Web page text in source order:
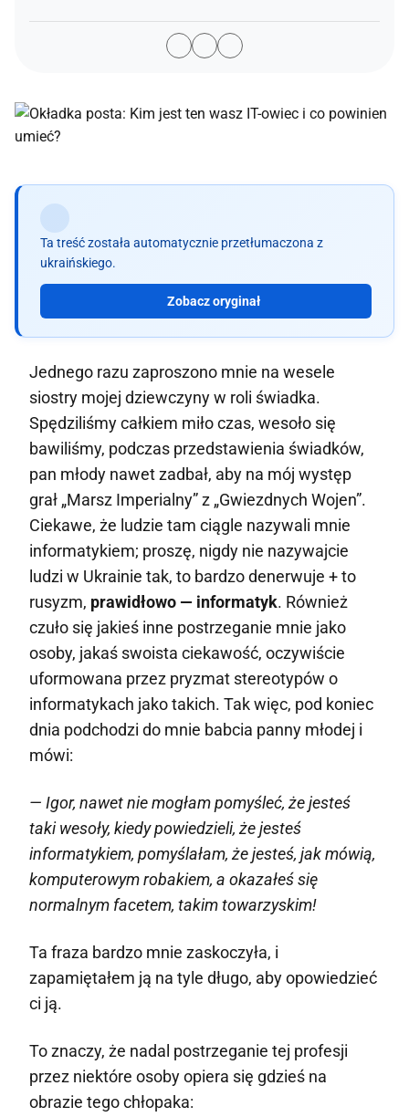
Ta treść została automatycznie przetłumaczona z
ukraińskiego.
Zobacz oryginał
Jednego razu zaproszono mnie na wesele
siostry mojej dziewczyny w roli świadka.
Spędziliśmy całkiem miło czas, wesoło się
bawiliśmy, podczas przedstawienia świadków,
pan młody nawet zadbał, aby na mój występ
grał „Marsz Imperialny” z „Gwiezdnych Wojen”.
Ciekawe, że ludzie tam ciągle nazywali mnie
informatykiem; proszę, nigdy nie nazywajcie
ludzi w Ukrainie tak, to bardzo denerwuje + to
rusyzm, prawidłowo — informatyk. Również
czuło się jakieś inne postrzeganie mnie jako
osoby, jakaś swoista ciekawość, oczywiście
uformowana przez pryzmat stereotypów o
informatykach jako takich. Tak więc, pod koniec
dnia podchodzi do mnie babcia panny młodej i
mówi:
— Igor, nawet nie mogłam pomyśleć, że jesteś
taki wesoły, kiedy powiedzieli, że jesteś
informatykiem, pomyślałam, że jesteś, jak mówią,
komputerowym robakiem, a okazałeś się
normalnym facetem, takim towarzyskim!
Ta fraza bardzo mnie zaskoczyła, i
zapamiętałem ją na tyle długo, aby opowiedzieć
ci ją.
To znaczy, że nadal postrzeganie tej profesji
przez niektóre osoby opiera się gdzieś na
obrazie tego chłopaka: